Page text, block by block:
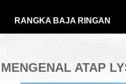
RANGKA BAJA RINGAN
MENGENAL ATAP